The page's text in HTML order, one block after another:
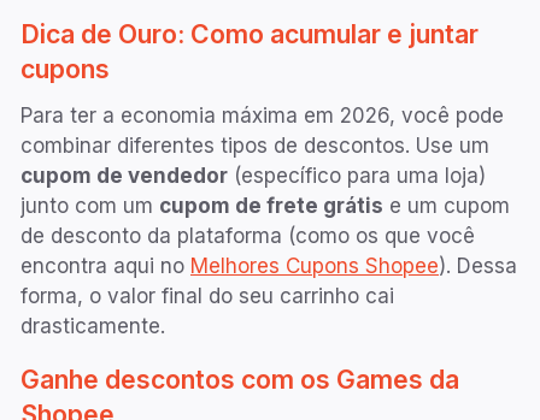
Dica de Ouro: Como acumular e juntar
cupons
Para ter a economia máxima em 2026, você pode
combinar diferentes tipos de descontos. Use um
cupom de vendedor (específico para uma loja)
junto com um cupom de frete grátis e um cupom
de desconto da plataforma (como os que você
encontra aqui no Melhores Cupons Shopee). Dessa
forma, o valor final do seu carrinho cai
drasticamente.
Ganhe descontos com os Games da